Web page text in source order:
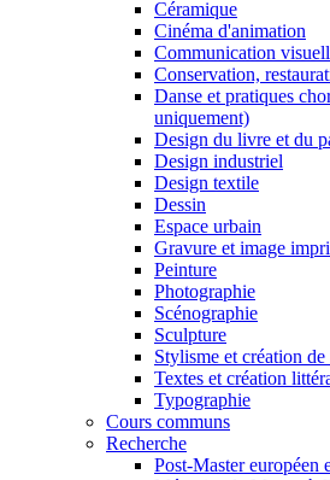
Céramique
Cinéma d'animation
Communication
Conservation,
Danse et pratiques
uniquement)
Design du livre et du
Design industriel
Design textile
Dessin
Espace urbain
Gravure et image
Peinture
Photographie
Scénographie
Sculpture
Stylisme et création de
Textes et création
Typographie
Cours communs
Recherche
Post-Master européen